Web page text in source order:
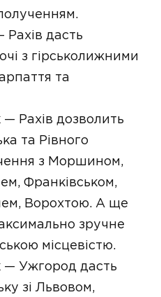
дасть
з гірськолижними
та
Рахів дозволить
та Рівного
з Моршином,
Франківськом,
Ворохтою. А ще
зручне
місцевістю.
Ужгород дасть
зі Львовом,